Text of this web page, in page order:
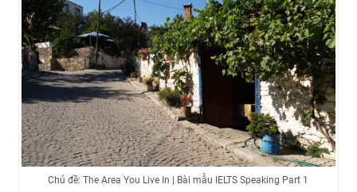
Chủ đề: The Area You Live In | Bài mẫu IELTS Speaking Part 1